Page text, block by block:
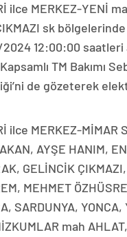
ilce MERKEZ-YENİ
sk
12:00:00 saatleri
TM Bakımı
de gözeterek
ilce MERKEZ-MİMAR
AYŞE HANIM,
GELİNCİK
MEHMET
SARDUNYA, YONCA,
mah